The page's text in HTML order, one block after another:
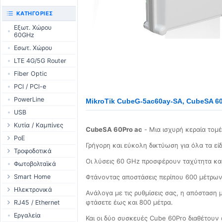
MikroTik CubeG-5ac60ay-SA, CubeSA
CubeSA 60Pro ac - Μια ισχυρή κεραία
Γρήγορη και εύκολη δικτύωση για όλα τα
Οι λύσεις 60 GHz προσφέρουν ταχύτητα
Φτάνοντας αποστάσεις περίπου 600
Ανάλογα με τις ρυθμίσεις σας, η
φτάσετε έως και 800 μέτρα.
Και οι δύο συσκευές Cube 60Pro
UniFi CloudKeys &
UniFi Switching
Security
UniFi Camera
Accessories
PoE & Power
U Fiber
Rack Mount
RouterBOARD
Διεπαφές
Εξαρτήματα
Κεραίες
SFP / QSFP
ΚΑΤΗΓΟΡΊΕΣ
Εξωτ. Χώρου
60GHz
Εσωτ. Χώρου
LTE 4G/5G Router
Fiber Optic
PCI / PCI-e
PowerLine
USB
Κυτία / Καμπίνες
Outdoor Cases
Indoor Cases
Indoor - Racks
Patch Panels
Accessories
PoE
Desktop Adapter
Wallplug Adapter
DC to DC Adapter
Passive Injector
802.3af/at Injector
Passive Splitter
Τροφοδοτικά
WallPlug
Desktop
Outdoor
Ράγας
PCB Power Supply
Φωτοβολταϊκά
Smart Home
Tuya - WiFi
TUYA - Bluetooth
Zigbee
Ηλεκτρονικά
Ρελέ
Οθόνες
RJ45 / Ethernet
Στροφία Etehernet
Εργαλεία